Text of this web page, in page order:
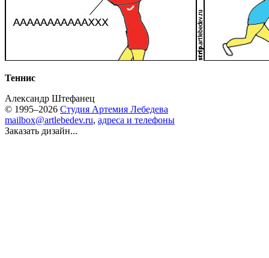
Теннис
Александр Штефанец
© 1995–2026 Студия Артемия Лебедева
mailbox@artlebedev.ru, адреса и телефоны
Заказать дизайн...